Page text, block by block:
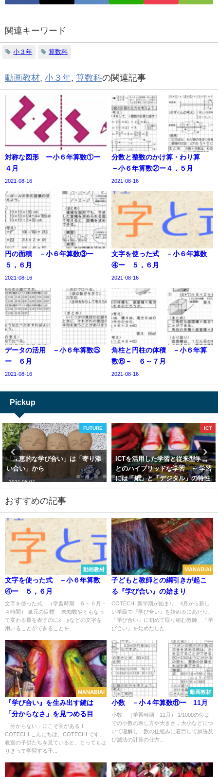
関連キーワード
小３年 算数科
動画教材 小３年 算数科の関連記事
対称な図形 ー小６年算数①ー
４月
2021-08-16
分数と整数のかけ算・わり算
－小６年算数②ー４．５月
2021-08-16
円の面積 －小６年算数③ー
５，６月
2021-08-16
文字を使った式 －小６年算数
④ー ５，６月
2021-08-16
データの活用 －小６年算数⑤
ー ６月
2021-08-16
角柱と円柱の体積 －小６年算
数⑥－ ６～７月
2021-08-16
Pickup
FUTURE
「互恵的な学び合い」は「寄り添
い合い」から
2021-08-07
ICT
ICTを活用した学習と従来型学習
とのハイブリッドな学習 ～ 学習
には「紙」と「デジタル」の特性
おすすめの記事
動画教材
文字を使った式 －小６年算数
④ー ５，６月
文字を使った式 （学習時期 ５～６月・
４時間） 単元の目標 未知数やともなっ
て変わる量を表すのにx，yなどの文字を
用いることができることを...
MANABIAI
子どもと教師との綱引きが起こ
る『学び合い』の始まり
COTECHI 新学期が始まり、4月から新し
い学級で『学び合い』を始めるにあたり、
『学び合い』に初めて取り組む教師、『学
び合い』を始めだした...
MANABIAI
『学び合い』を生み出す鍵は
「分からなさ」を見つめる目
「分からない」にこそ宝がある！
COTECHI こんにちは、COTECHI です。
教室の子供たちを見ていると、とってもは
りきって学習する子...
動画教材
小数 －小４年算数⑪ー 11月
小数 （学習時期 11月） 1/1000の位ま
での小数の表し方や大きさ，大小などにつ
いて理解し，数の仕組みに着目して加法及
び減法の計算の仕方...